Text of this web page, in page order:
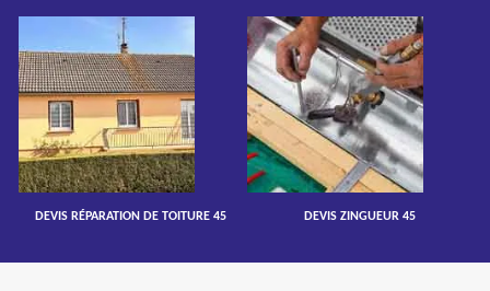
DEVIS RÉPARATION DE TOITURE 45 DEVIS ZINGUEUR 45